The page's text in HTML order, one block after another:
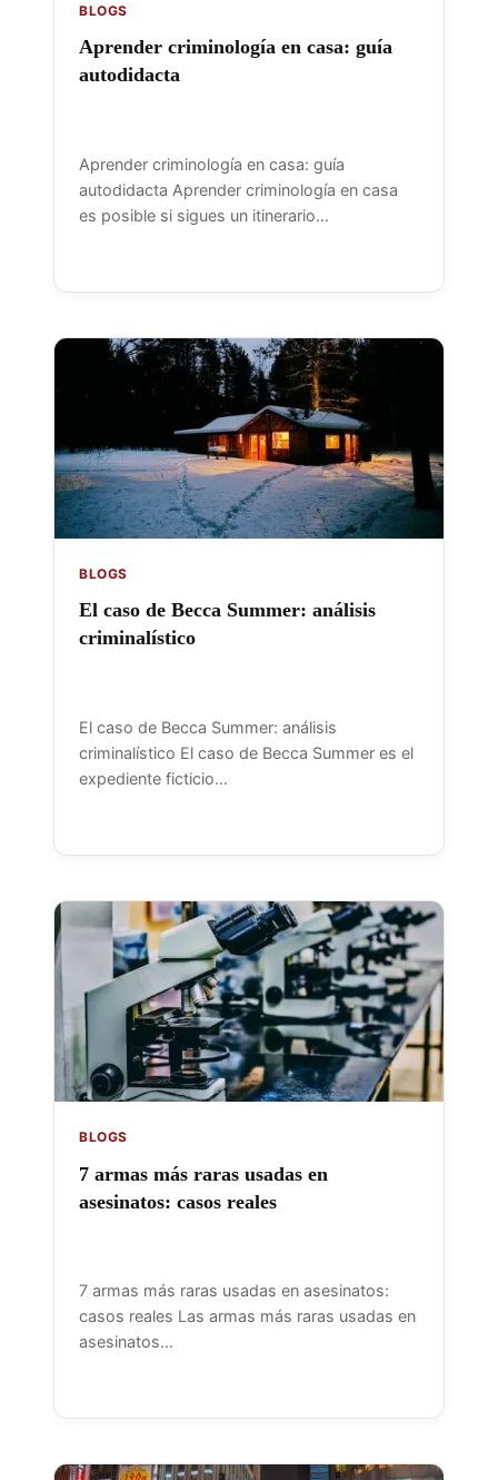
BLOGS
Aprender criminología en casa: guía
autodidacta
Aprender criminología en casa: guía
autodidacta Aprender criminología en casa
es posible si sigues un itinerario…
BLOGS
El caso de Becca Summer: análisis
criminalístico
El caso de Becca Summer: análisis
criminalístico El caso de Becca Summer es el
expediente ficticio…
BLOGS
7 armas más raras usadas en
asesinatos: casos reales
7 armas más raras usadas en asesinatos:
casos reales Las armas más raras usadas en
asesinatos…